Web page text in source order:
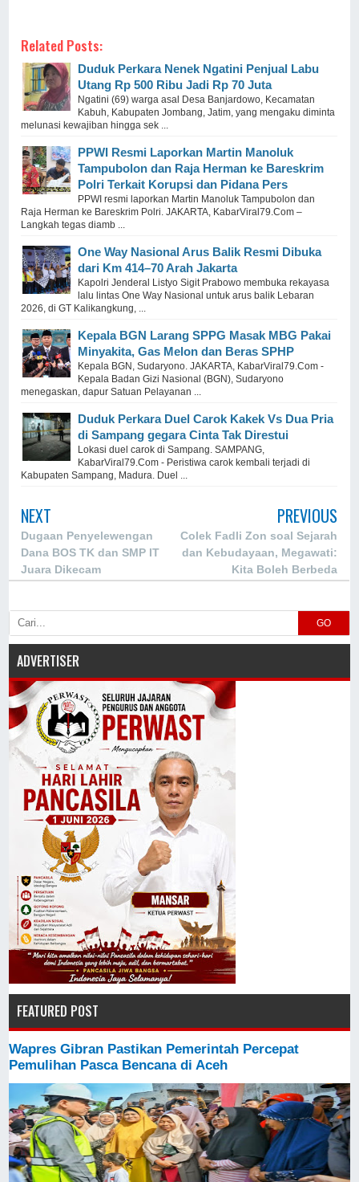
Related Posts:
Duduk Perkara Nenek Ngatini Penjual Labu
Utang Rp 500 Ribu Jadi Rp 70 Juta
Ngatini (69) warga asal Desa Banjardowo, Kecamatan
Kabuh, Kabupaten Jombang, Jatim, yang mengaku diminta
melunasi kewajiban hingga sek ...
PPWI Resmi Laporkan Martin Manoluk
Tampubolon dan Raja Herman ke Bareskrim
Polri Terkait Korupsi dan Pidana Pers
PPWI resmi laporkan Martin Manoluk Tampubolon dan
Raja Herman ke Bareskrim Polri. JAKARTA, KabarViral79.Com –
Langkah tegas diamb ...
One Way Nasional Arus Balik Resmi Dibuka
dari Km 414–70 Arah Jakarta
Kapolri Jenderal Listyo Sigit Prabowo membuka rekayasa
lalu lintas One Way Nasional untuk arus balik Lebaran
2026, di GT Kalikangkung, ...
Kepala BGN Larang SPPG Masak MBG Pakai
Minyakita, Gas Melon dan Beras SPHP
Kepala BGN, Sudaryono. JAKARTA, KabarViral79.Com -
Kepala Badan Gizi Nasional (BGN), Sudaryono
menegaskan, dapur Satuan Pelayanan ...
Duduk Perkara Duel Carok Kakek Vs Dua Pria
di Sampang gegara Cinta Tak Direstui
Lokasi duel carok di Sampang. SAMPANG,
KabarViral79.Com - Peristiwa carok kembali terjadi di
Kabupaten Sampang, Madura. Duel ...
NEXT
Dugaan Penyelewengan
Dana BOS TK dan SMP IT
Juara Dikecam
PREVIOUS
Colek Fadli Zon soal Sejarah
dan Kebudayaan, Megawati:
Kita Boleh Berbeda
GO
ADVERTISER
FEATURED POST
Wapres Gibran Pastikan Pemerintah Percepat
Pemulihan Pasca Bencana di Aceh